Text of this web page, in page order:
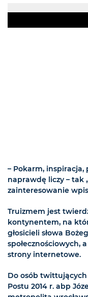
– Pokarm,
naprawdę liczy – tak
zainteresowanie
Truizmem jest
kontynentem, na
głosicieli słowa
społecznościowych,
strony internetowe.
Do osób twittujących
Postu 2014 r. abp